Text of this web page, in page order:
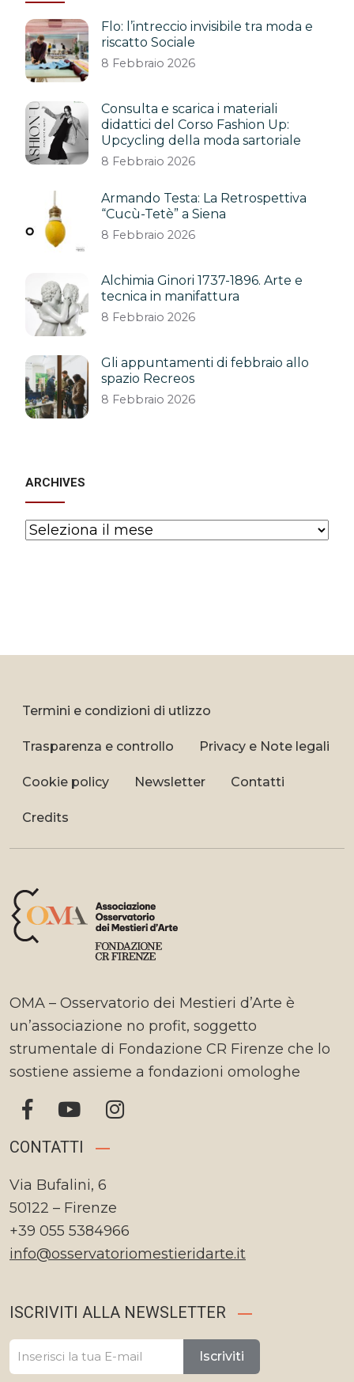
Flo: l’intreccio invisibile tra moda e
riscatto Sociale
8 Febbraio 2026
Consulta e scarica i materiali
didattici del Corso Fashion Up:
Upcycling della moda sartoriale
8 Febbraio 2026
Armando Testa: La Retrospettiva
“Cucù-Tetè” a Siena
8 Febbraio 2026
Alchimia Ginori 1737-1896. Arte e
tecnica in manifattura
8 Febbraio 2026
Gli appuntamenti di febbraio allo
spazio Recreos
8 Febbraio 2026
ARCHIVES
Archives
Termini e condizioni di utlizzo
Trasparenza e controllo Privacy e Note legali
Cookie policy Newsletter Contatti
Credits
OMA – Osservatorio dei Mestieri d’Arte è
un’associazione no profit, soggetto
strumentale di Fondazione CR Firenze che lo
sostiene assieme a fondazioni omologhe
CONTATTI
Via Bufalini, 6
50122 – Firenze
+39 055 5384966
info@osservatoriomestieridarte.it
ISCRIVITI ALLA NEWSLETTER
Iscriviti